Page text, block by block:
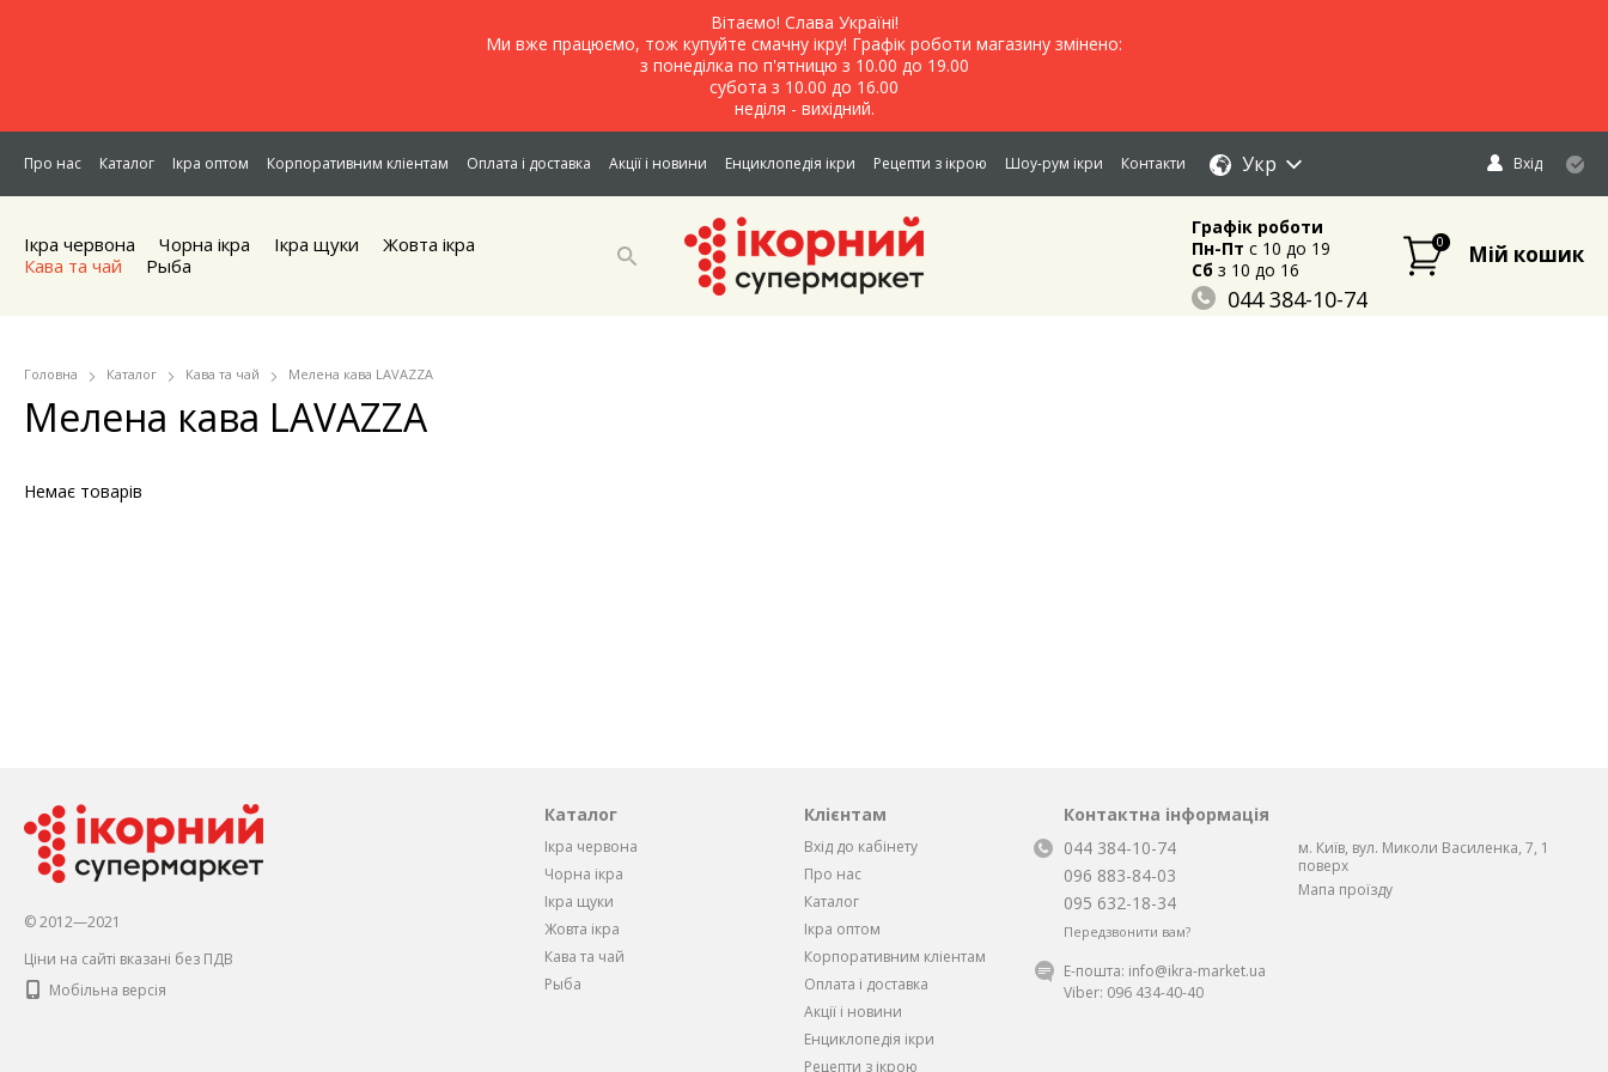
Вітаємо! Слава Україні!
Ми вже працюємо, тож купуйте смачну ікру! Графік роботи магазину змінено:
з понеділка по п'ятницю з 10.00 до 19.00
субота з 10.00 до 16.00
неділя - вихідний.
Про нас Каталог Ікра оптом Корпоративним кліентам Оплата і доставка Акції і новини Енциклопедія ікри Рецепти з ікрою Шоу-рум ікри Контакти Укр Вхід
Ікра червона Чорна iкра Iкра щуки
Жовта iкра
Кава та чай
Рыба
Графік роботи
Пн-Пт c 10 до 19
Сбз 10 до 16
044 384-10-74
0 Мій кошик
Головна Каталог Кава та чай Мелена кава LAVAZZA
Мелена кава LAVAZZA
Немає товарів
© 2012—2021
Ціни на сайті вказані без ПДВ
Мобільна версія
Каталог
Ікра червона
Чорна iкра
Iкра щуки
Жовта iкра
Кава та чай
Рыба
Клієнтам
Вхід до кабінету
Про нас
Каталог
Ікра оптом
Корпоративним кліентам
Оплата і доставка
Акції і новини
Енциклопедія ікри
Рецепти з ікрою
Контактна інформація
044 384-10-74
096 883-84-03
095 632-18-34
Передзвонити вам?
м. Київ, вул. Миколи Василенка, 7, 1
поверх
Мапа проїзду
Е-пошта: info@ikra-market.ua
Viber: 096 434-40-40